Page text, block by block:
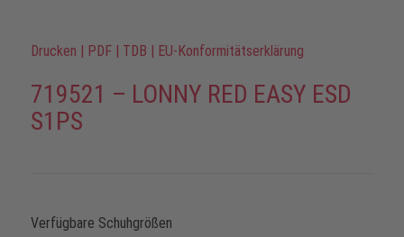
Drucken | PDF | TDB | EU-Konformitätserklärung
719521 – LONNY RED EASY ESD
S1PS
Verfügbare Schuhgrößen